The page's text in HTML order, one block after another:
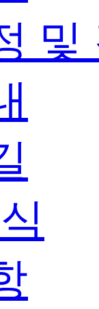
및